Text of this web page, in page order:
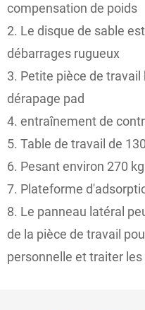
compensation de poids
2. Le disque de sable
débarrages rugueux
3. Petite pièce de
dérapage pad
4. entraînement de
5. Table de travail de
6. Pesant environ 270 kg
7. Plateforme
8. Le panneau latéral
de la pièce de travail
personnelle et traiter